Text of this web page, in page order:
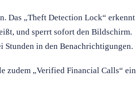
Das „Theft Detection Lock“ erkennt
und sperrt sofort den Bildschirm.
Stunden in den Benachrichtigungen.
zudem „Verified Financial Calls“ ein